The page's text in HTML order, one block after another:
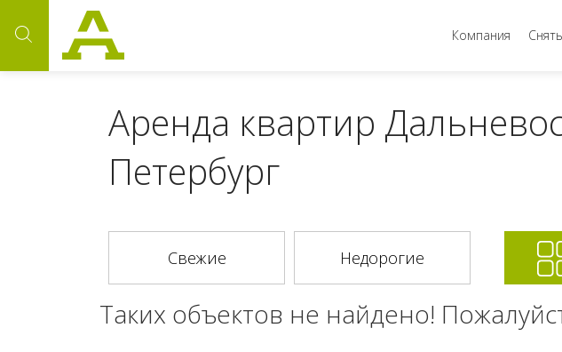
Компания
Аренда квартир
Петербург
Таких объектов не найдено!